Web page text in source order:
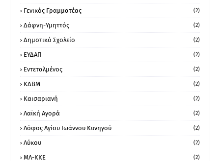
Γενικός Γραμματέας (2)
Δάφνη-Υμηττός (2)
Δημοτικό Σχολείο (2)
ΕΥΔΑΠ (2)
Εντεταλμένος (2)
ΚΔΒΜ (2)
Καισαριανή (2)
Λαϊκή Αγορά (2)
Λόφος Αγίου Ιωάννου Κυνηγού (2)
Λύκου (2)
ΜΛ-ΚΚΕ (2)